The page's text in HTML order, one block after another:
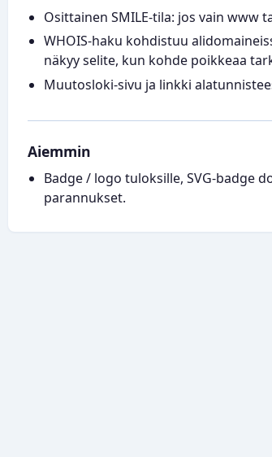
Osittainen SMILE-tila: jos vain www
WHOIS-haku kohdistuu
näkyy selite, kun kohde poikkeaa
Muutosloki-sivu ja linkki
Aiemmin
Badge / logo tuloksille, SVG-badge
parannukset.